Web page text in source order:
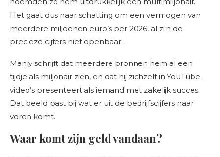
Het gaat dus naar schatting om een vermogen van
meerdere miljoenen euro’s per 2026, al zijn de
precieze cijfers niet openbaar.
Manly schrijft dat meerdere bronnen hem al een
tijdje als miljonair zien, en dat hij zichzelf in YouTube-
video’s presenteert als iemand met zakelijk succes.
Dat beeld past bij wat er uit de bedrijfscijfers naar
voren komt.
Waar komt zijn geld vandaan?